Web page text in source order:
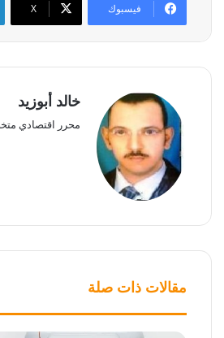
فيسبوك ‫X
خالد أبوزيد
محرر اقتصادي
مقالات ذات صلة